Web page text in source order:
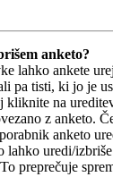
anketo?
lahko ankete
pa tisti, ki jo je
kliknite na
z anketo.
anketo
lahko uredi/
preprečuje